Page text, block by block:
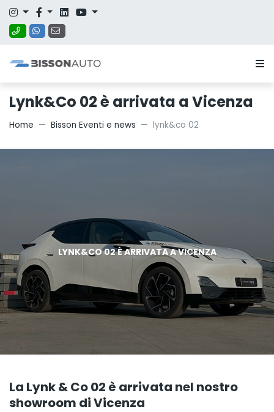
Lynk&Co 02 è arrivata a Vicenza
Home Bisson Eventi e news lynk&co 02
LYNK&CO 02 È ARRIVATA A VICENZA
La Lynk & Co 02 è arrivata nel nostro
showroom di Vicenza